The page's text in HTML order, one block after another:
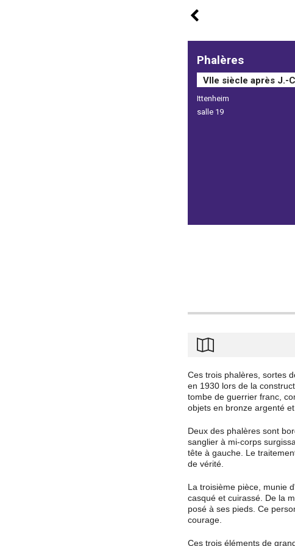
Phalères
VIIe siècle après J.-
Ittenheim
salle 19
Ces trois phalères, sortes
en 1930 lors de la
tombe de guerrier franc,
objets en bronze argenté et
Deux des phalères sont
sanglier à mi-corps
tête à gauche. Le
de vérité.
La troisième pièce, munie
casqué et cuirassé. De la
posé à ses pieds. Ce
courage.
Ces trois éléments de